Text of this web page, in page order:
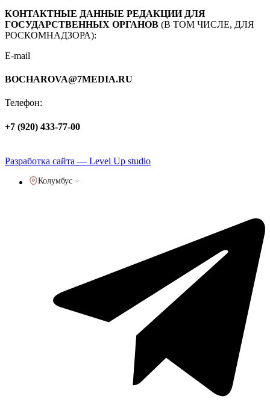
КОНТАКТНЫЕ ДАННЫЕ РЕДАКЦИИ ДЛЯ
ГОСУДАРСТВЕННЫХ ОРГАНОВ (В ТОМ ЧИСЛЕ, ДЛЯ
РОСКОМНАДЗОРА):
E-mail
BOCHAROVA@7MEDIA.RU
Телефон:
+7 (920) 433-77-00
Разработка сайта — Level Up studio
Колумбус